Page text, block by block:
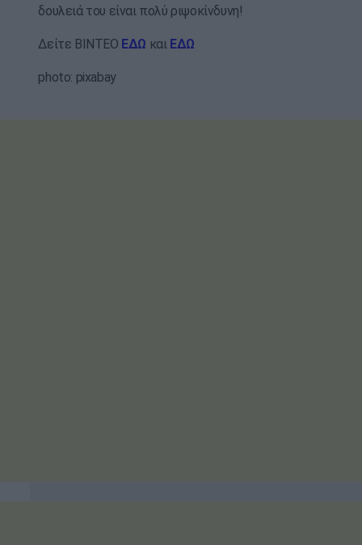
δουλειά του είναι πολύ ριψοκίνδυνη!
Δείτε ΒΙΝΤΕΟ ΕΔΩ και ΕΔΩ
photo: pixabay